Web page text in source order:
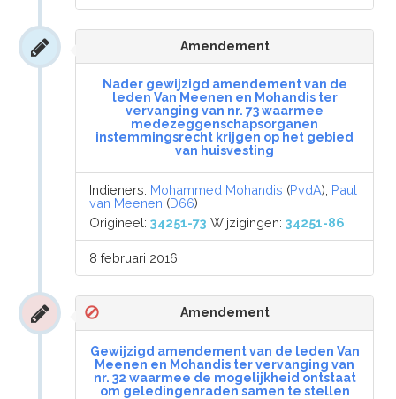
Amendement
Nader gewijzigd amendement van de
leden Van Meenen en Mohandis ter
vervanging van nr. 73 waarmee
medezeggenschapsorganen
instemmingsrecht krijgen op het gebied
van huisvesting
Indieners: Mohammed Mohandis (PvdA), Paul
van Meenen (D66)
Origineel:34251-73 Wijzigingen:34251-86
8 februari 2016
Amendement
Gewijzigd amendement van de leden Van
Meenen en Mohandis ter vervanging van
nr. 32 waarmee de mogelijkheid ontstaat
om geledingenraden samen te stellen